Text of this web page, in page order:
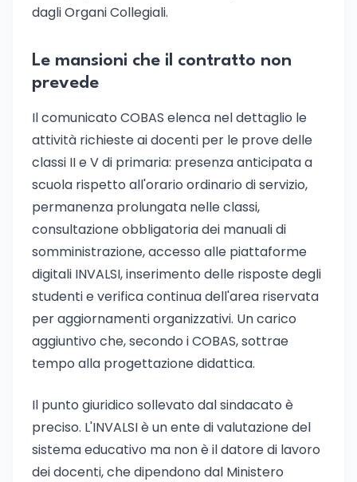
dagli Organi Collegiali.
Le mansioni che il contratto non
prevede
Il comunicato COBAS elenca nel dettaglio le
attività richieste ai docenti per le prove delle
classi II e V di primaria: presenza anticipata a
scuola rispetto all'orario ordinario di servizio,
permanenza prolungata nelle classi,
consultazione obbligatoria dei manuali di
somministrazione, accesso alle piattaforme
digitali INVALSI, inserimento delle risposte degli
studenti e verifica continua dell'area riservata
per aggiornamenti organizzativi. Un carico
aggiuntivo che, secondo i COBAS, sottrae
tempo alla progettazione didattica.
Il punto giuridico sollevato dal sindacato è
preciso. L'INVALSI è un ente di valutazione del
sistema educativo ma non è il datore di lavoro
dei docenti, che dipendono dal Ministero